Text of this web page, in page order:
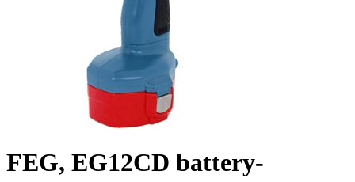
FEG, EG12CD battery-